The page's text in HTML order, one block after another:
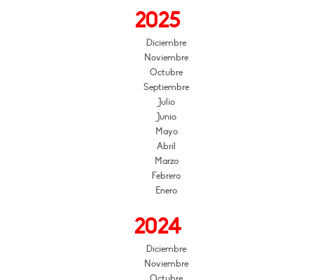
2025
Diciembre
Noviembre
Octubre
Septiembre
Julio
Junio
Mayo
Abril
Marzo
Febrero
Enero
2024
Diciembre
Noviembre